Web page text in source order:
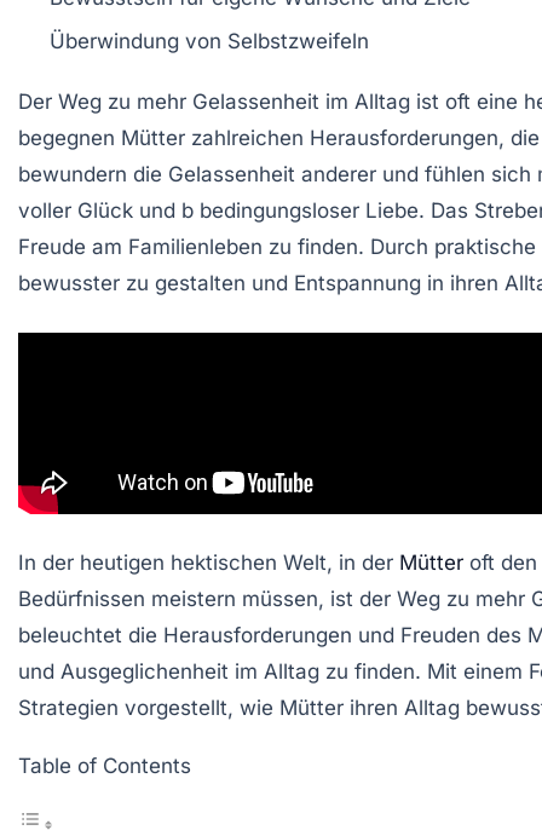
Überwindung von Selbstzweifeln
Der Weg zu mehr Gelassenheit im Alltag ist oft eine
begegnen Mütter zahlreichen Herausforderungen,
bewundern die Gelassenheit anderer und fühlen sich
voller Glück und b bedingungsloser Liebe. Das
Freude am Familienleben zu finden. Durch
bewusster zu gestalten und Entspannung in ihren
In der heutigen hektischen Welt, in der Mütter oft den
Bedürfnissen meistern müssen, ist der Weg zu mehr
beleuchtet die Herausforderungen und Freuden des
und Ausgeglichenheit im Alltag zu finden. Mit einem
Strategien vorgestellt, wie Mütter ihren Alltag
Table of Contents